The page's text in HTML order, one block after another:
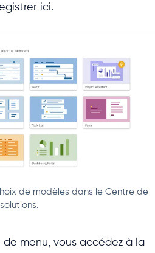
ici.
de modèles dans le Centre de
solutions.
de menu, vous accédez à la